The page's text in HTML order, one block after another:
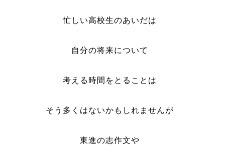
忙しい高校生のあいだは
自分の将来について
考える時間をとることは
そう多くはないかもしれませんが
東進の志作文や